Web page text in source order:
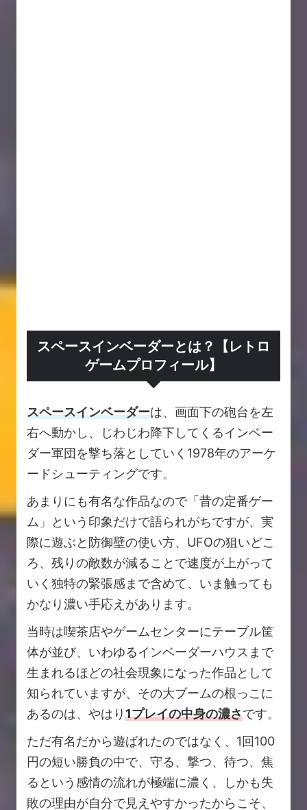
スペースインベーダーとは？【レトロ
ゲームプロフィール】
スペースインベーダーは、画面下の砲台を左
右へ動かし、じわじわ降下してくるインベー
ダー軍団を撃ち落としていく1978年のアーケ
ードシューティングです。
あまりにも有名な作品なので「昔の定番ゲー
ム」という印象だけで語られがちですが、実
際に遊ぶと防御壁の使い方、UFOの狙いどこ
ろ、残りの敵数が減ることで速度が上がって
いく独特の緊張感まで含めて、いま触っても
かなり濃い手応えがあります。
当時は喫茶店やゲームセンターにテーブル筐
体が並び、いわゆるインベーダーハウスまで
生まれるほどの社会現象になった作品として
知られていますが、その大ブームの根っこに
あるのは、やはり1プレイの中身の濃さです。
ただ有名だから遊ばれたのではなく、1回100
円の短い勝負の中で、守る、撃つ、待つ、焦
るという感情の流れが極端に濃く、しかも失
敗の理由が自分で見えやすかったからこそ、